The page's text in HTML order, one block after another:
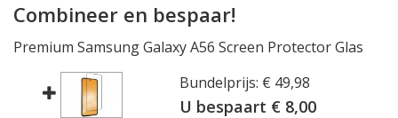
Combineer en bespaar!
Premium Samsung Galaxy A56 Screen Protector Glas
Bundelprijs: € 49,98
U bespaart € 8,00